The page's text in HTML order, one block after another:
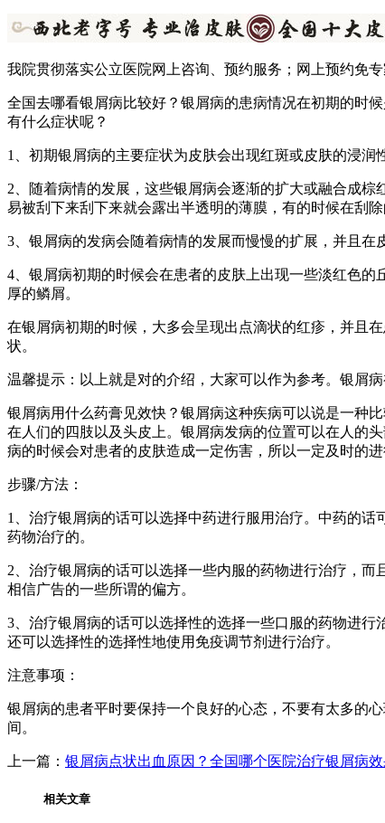
我院贯彻落实公立医院网上咨询、预约服务；网上预约免
全国去哪看银屑病比较好？银屑病的患病情况在初期的时
有什么症状呢？
1、初期银屑病的主要症状为皮肤会出现红斑或皮肤的浸润
2、随着病情的发展，这些银屑病会逐渐的扩大或融合成
易被刮下来刮下来就会露出半透明的薄膜，有的时候在刮
3、银屑病的发病会随着病情的发展而慢慢的扩展，并且在
4、银屑病初期的时候会在患者的皮肤上出现一些淡红色
厚的鳞屑。
在银屑病初期的时候，大多会呈现出点滴状的红疹，并且
状。
温馨提示：以上就是对的介绍，大家可以作为参考。银屑
银屑病用什么药膏见效快？银屑病这种疾病可以说是一种
在人们的四肢以及头皮上。银屑病发病的位置可以在人的
病的时候会对患者的皮肤造成一定伤害，所以一定及时的进
步骤/方法：
1、治疗银屑病的话可以选择中药进行服用治疗。中药的
药物治疗的。
2、治疗银屑病的话可以选择一些内服的药物进行治疗，
相信广告的一些所谓的偏方。
3、治疗银屑病的话可以选择性的选择一些口服的药物进
还可以选择性的选择性地使用免疫调节剂进行治疗。
注意事项：
银屑病的患者平时要保持一个良好的心态，不要有太多的
间。
上一篇： 银屑病点状出血原因？全国哪个医院治疗银屑病效
相关文章